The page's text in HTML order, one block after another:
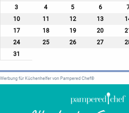
3
4 5 6
10
11 12 13
17
18 19 20
24
25 26 27
31
Werbung für Küchenhelfer von Pampered Chef®